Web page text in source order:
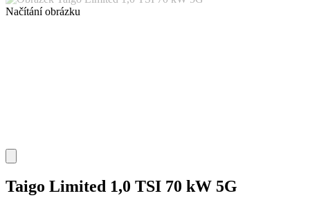
Načítání obrázku
Taigo Limited 1,0 TSI 70 kW 5G